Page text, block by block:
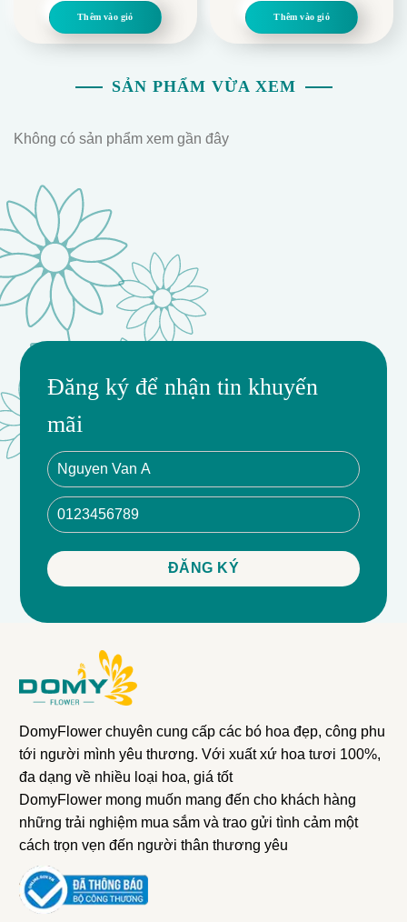
Thêm vào giỏ Thêm vào giỏ
SẢN PHẨM VỪA XEM
Không có sản phẩm xem gần đây
Đăng ký để nhận tin khuyến
mãi
DomyFlower chuyên cung cấp các bó hoa đẹp, công phu
tới người mình yêu thương. Với xuất xứ hoa tươi 100%,
đa dạng về nhiều loại hoa, giá tốt
DomyFlower mong muốn mang đến cho khách hàng
những trải nghiệm mua sắm và trao gửi tình cảm một
cách trọn vẹn đến người thân thương yêu